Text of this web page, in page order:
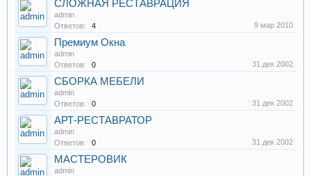
СЛОЖНАЯ РЕСТАВРАЦИЯ
admin
Ответов:
4 9 мар 2010
Премиум Окна
admin
Ответов:
0 31 дек 2002
СБОРКА МЕБЕЛИ
admin
Ответов:
0 31 дек 2002
АРТ-РЕСТАВРАТОР
admin
Ответов:
0 31 дек 2002
МАСТЕРОВИК
admin